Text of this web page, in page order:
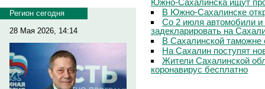
Регион сегодня
28 Мая 2026, 14:14
В Южно-Сахалинске
Со 2 июля автомобили
задекларировать на
В Сахалинской таможне
На Сахалин поступят
Жители Сахалинской
коронавирус бесплатно